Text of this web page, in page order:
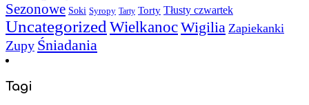
Sezonowe Soki Syropy Tarty Torty Tłusty czwartek
Uncategorized WielkanocWigilia Zapiekanki
Zupy Śniadania
Tagi